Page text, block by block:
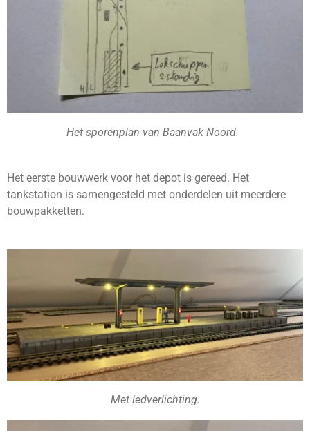
Het sporenplan van Baanvak Noord.
Het eerste bouwwerk voor het depot is gereed. Het
tankstation is samengesteld met onderdelen uit meerdere
bouwpakketten.
Met ledverlichting.